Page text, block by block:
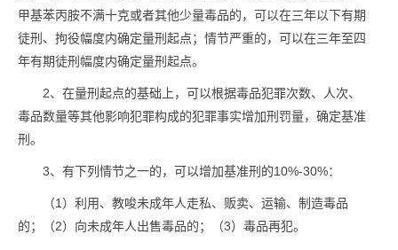
甲基苯丙胺不满十克或者其他少量毒品的，可以在三年以下有期
徒刑、拘役幅度内确定量刑起点；情节严重的，可以在三年至四
年有期徒刑幅度内确定量刑起点。
2、在量刑起点的基础上，可以根据毒品犯罪次数、人次、
毒品数量等其他影响犯罪构成的犯罪事实增加刑罚量，确定基准
刑。
3、有下列情节之一的，可以增加基准刑的10%-30%：
（1）利用、教唆未成年人走私、贩卖、运输、制造毒品
的；（2）向未成年人出售毒品的；（3）毒品再犯。